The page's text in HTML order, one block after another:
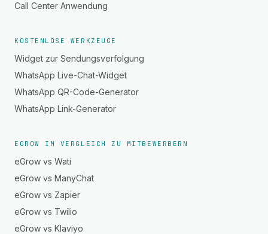
Call Center Anwendung
KOSTENLOSE WERKZEUGE
Widget zur Sendungsverfolgung
WhatsApp Live-Chat-Widget
WhatsApp QR-Code-Generator
WhatsApp Link-Generator
EGROW IM VERGLEICH ZU MITBEWERBERN
eGrow vs Wati
eGrow vs ManyChat
eGrow vs Zapier
eGrow vs Twilio
eGrow vs Klaviyo